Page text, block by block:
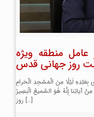
منطقه ویژه
روز جهانی قدس
لَیْلًا مِنَ الْمَسْجِدِ الْحَرامِ
آیاتِنا إِنَّهُ هُوَ السَّمیعُ الْبَصِیرُ
روز […]